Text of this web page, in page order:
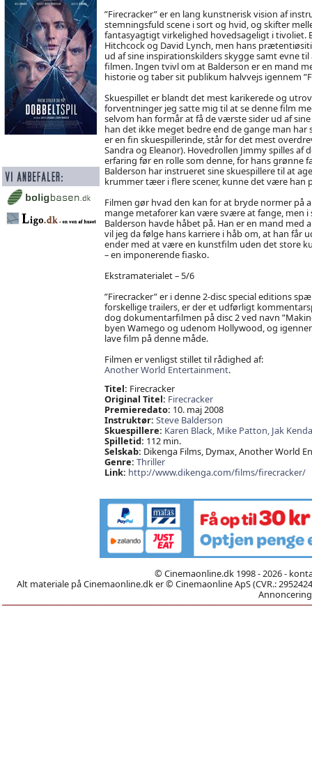
”Firecracker” er en lang kunstnerisk vision af
stemningsfuld scene i sort og hvid, og skifter
fantasyagtigt virkelighed hovedsageligt i tivoliet.
Hitchcock og David Lynch, men hans
ud af sine inspirationskilders skygge samt evne
filmen. Ingen tvivl om at Balderson er en mand
historie og taber sit publikum halvvejs igennem
Skuespillet er blandt det mest karikerede og
forventninger jeg satte mig til at se denne film
selvom han formår at få de værste sider ud af
han det ikke meget bedre end de gange man har
er en fin skuespillerinde, står for det mest
Sandra og Eleanor). Hovedrollen Jimmy spilles af
erfaring før en rolle som denne, for hans grønne
Balderson har instrueret sine skuespillere til at
krummer tæer i flere scener, kunne det være han
Filmen gør hvad den kan for at bryde normer på
mange metaforer kan være svære at fange, men i
Balderson havde håbet på. Han er en mand
vil jeg da følge hans karriere i håb om, at han får
ender med at være en kunstfilm uden det store
– en imponerende fiasko.
Ekstramaterialet – 5/6
”Firecracker” er i denne 2-disc special editions
forskellige trailers, er der et udførligt
dog dokumentarfilmen på disc 2 ved navn
byen Wamego og udenom Hollywood, og
lave film på denne måde.
Filmen er venligst stillet til rådighed af:
Another World Entertainment.
Titel: Firecracker
Original Titel: Firecracker
Premieredato: 10. maj 2008
Instruktør: Steve Balderson
Skuespillere: Karen Black, Mike Patton, Jak
Spilletid: 112 min.
Selskab: Dikenga Films, Dymax, Another World
Genre: Thriller
Link: http://www.dikenga.com/films/firecracker/
© Cinemaonline.dk 1998 - 2026 -
Alt materiale på Cinemaonline.dk er © Cinemaonline ApS (CVR.: